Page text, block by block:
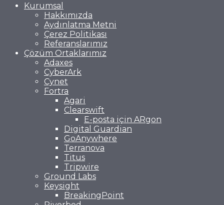
Kurumsal
Hakkımızda
Aydınlatma Metni
Çerez Politikası
Referanslarımız
Çözüm Ortaklarımız
Adaxes
CyberArk
Cynet
Fortra
Agari
Clearswift
E-posta için ARgon
Digital Guardian
GoAnywhere
Terranova
Titus
Tripwire
Ground Labs
Keysight
BreakingPoint